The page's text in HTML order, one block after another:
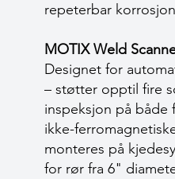
repeterbar
MOTIX Weld
Designet for
– støtter opptil fire
inspeksjon på både
ikke-
monteres på
for rør fra 6"